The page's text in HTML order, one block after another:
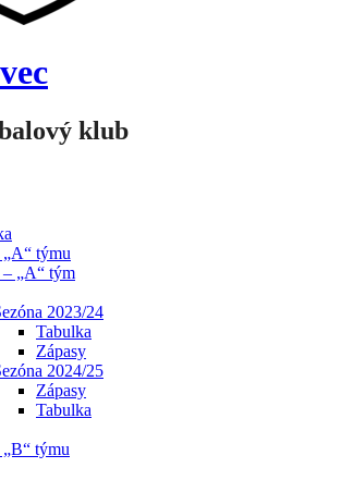
klub
„A“ týmu
„A“ tým
2023/24
Tabulka
Zápasy
2024/25
Zápasy
Tabulka
„B“ týmu